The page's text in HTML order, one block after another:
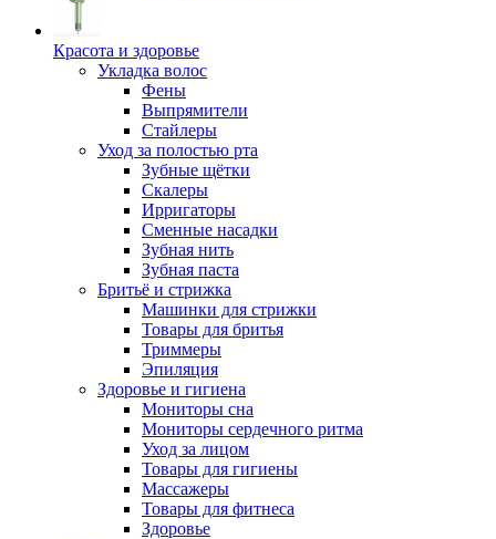
Красота и здоровье
Укладка волос
Фены
Выпрямители
Стайлеры
Уход за полостью рта
Зубные щётки
Скалеры
Ирригаторы
Сменные насадки
Зубная нить
Зубная паста
Бритьё и стрижка
Машинки для стрижки
Товары для бритья
Триммеры
Эпиляция
Здоровье и гигиена
Мониторы сна
Мониторы сердечного ритма
Уход за лицом
Товары для гигиены
Массажеры
Товары для фитнеса
Здоровье